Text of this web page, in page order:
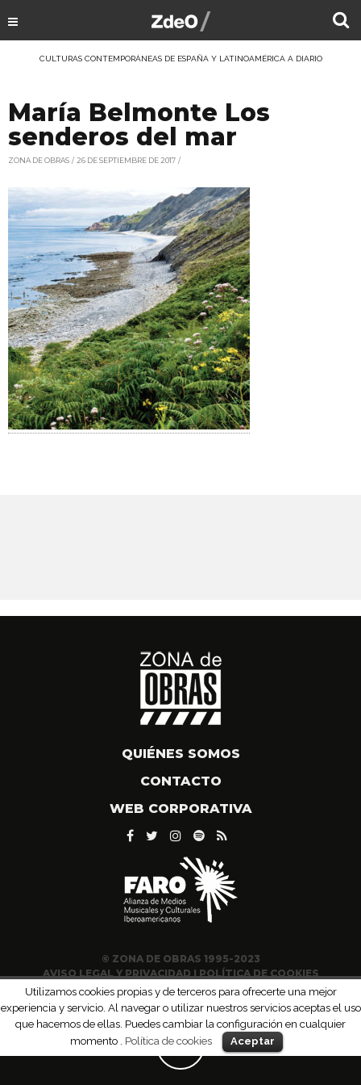
CULTURAS CONTEMPORÁNEAS DE ESPAÑA Y LATINOAMÉRICA A DIARIO
María Belmonte Los
senderos del mar
ZONA DE OBRAS 26 DE SEPTIEMBRE DE 2017
QUIÉNES SOMOS
CONTACTO
WEB CORPORATIVA
© ZONA DE OBRAS 1995-2023
AVISO LEGAL Y PRIVACIDAD|POLÍTICA DE COOKIES
Utilizamos cookies propias y de terceros para ofrecerte una mejor
experiencia y servicio. Al navegar o utilizar nuestros servicios aceptas el uso
que hacemos de ellas. Puedes cambiar la configuración en cualquier
momento . Política de cookies Aceptar